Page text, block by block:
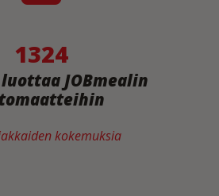
1324
JOBmealin
kokemuksia